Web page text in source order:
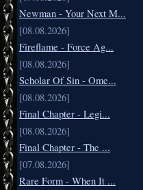
Newman - Your Next M...
[08.08.2026]
Fireflame - Force Ag...
[08.08.2026]
Scholar Of Sin - Ome...
[08.08.2026]
Final Chapter - Legi...
[08.08.2026]
Final Chapter - The ...
[07.08.2026]
Rare Form - When It ...